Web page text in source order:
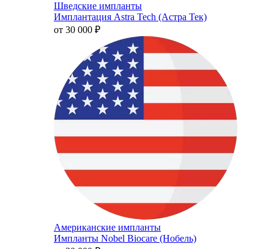
Шведские импланты
Имплантация Astra Tech (Астра Тек)
от 30 000 ₽
Американские импланты
Импланты Nobel Biocare (Нобель)